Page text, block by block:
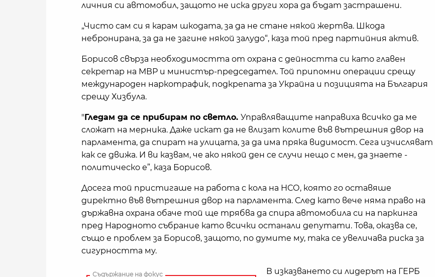
личния си автомобил, защото не иска други хора да бъдат застрашени.
„Чисто сам си я карам шкодата, за да не стане някой жертва. Шкода
небронирана, за да не загине някой залудо“, каза той пред партийния актив.
Борисов свърза необходимостта от охрана с дейността си като главен
секретар на МВР и министър-председател. Той припомни операции срещу
международен наркотрафик, подкрепата за Украйна и позицията на България
срещу Хизбула.
" Гледам да се прибирам по светло. Управляващите направиха всичко да ме
сложат на мерника. Даже искат да не влизат колите във вътрешния двор на
парламента, да спират на улицата, за да има пряка видимост. Сега изчисляват
как се движа. И ви казвам, че ако някой ден се случи нещо с мен, да знаете -
политическо е”, каза Борисов.
Досега той пристигаше на работа с кола на НСО, която го оставяше
директно във вътрешния двор на парламента. След като вече няма право на
държавна охрана обаче той ще трябва да спира автомобила си на паркинга
пред Народното събрание като всички останали депутати. Това, оказва се,
също е проблем за Борисов, защото, по думите му, така се увеличава риска за
сигурността му.
В изказването си лидерът на ГЕРБ